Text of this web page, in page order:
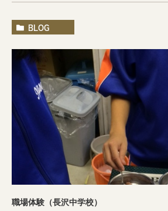
BLOG
職場体験（長沢中学校）